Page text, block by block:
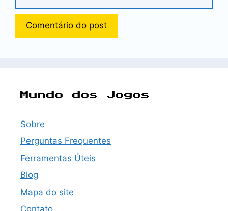
Mundo dos Jogos
Sobre
Perguntas Frequentes
Ferramentas Úteis
Blog
Mapa do site